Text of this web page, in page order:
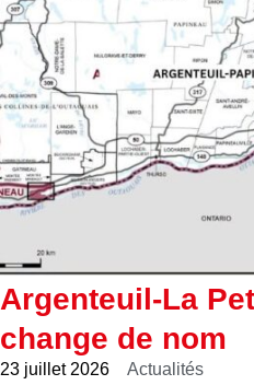
Argenteuil-La
change de nom
23 juillet 2026 Actualités